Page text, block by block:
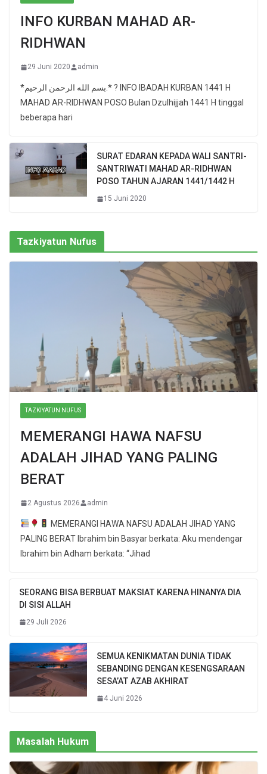
INFO KURBAN MAHAD AR-
RIDHWAN
29 Juni 2020 admin
*بسم الله الرحمن الرحيم.* ? INFO IBADAH KURBAN 1441 H
MAHAD AR-RIDHWAN POSO Bulan Dzulhijjah 1441 H tinggal
beberapa hari
SURAT EDARAN KEPADA WALI SANTRI-
SANTRIWATI MAHAD AR-RIDHWAN
POSO TAHUN AJARAN 1441/1442 H
15 Juni 2020
Tazkiyatun Nufus
TAZKIYATUN NUFUS
MEMERANGI HAWA NAFSU
ADALAH JIHAD YANG PALING
BERAT
2 Agustus 2026 admin
MEMERANGI HAWA NAFSU ADALAH JIHAD YANG
PALING BERAT Ibrahim bin Basyar berkata: Aku mendengar
Ibrahim bin Adham berkata: “Jihad
SEORANG BISA BERBUAT MAKSIAT KARENA HINANYA DIA
DI SISI ALLAH
29 Juli 2026
SEMUA KENIKMATAN DUNIA TIDAK
SEBANDING DENGAN KESENGSARAAN
SESA’AT AZAB AKHIRAT
4 Juni 2026
Masalah Hukum